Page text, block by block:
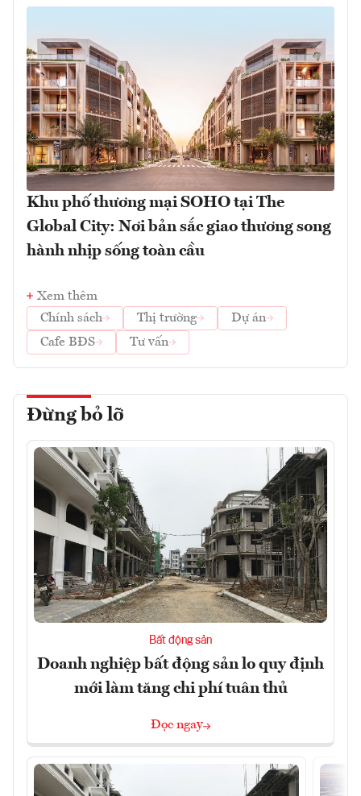
Khu phố thương mại SOHO tại The
Global City: Nơi bản sắc giao thương song
hành nhịp sống toàn cầu
Xem thêm
Chính sách
Thị trường
Dự án
Cafe BĐS
Tư vấn
Đừng bỏ lỡ
Bất động sản
Doanh nghiệp bất động sản lo quy định
mới làm tăng chi phí tuân thủ
Đọc ngay